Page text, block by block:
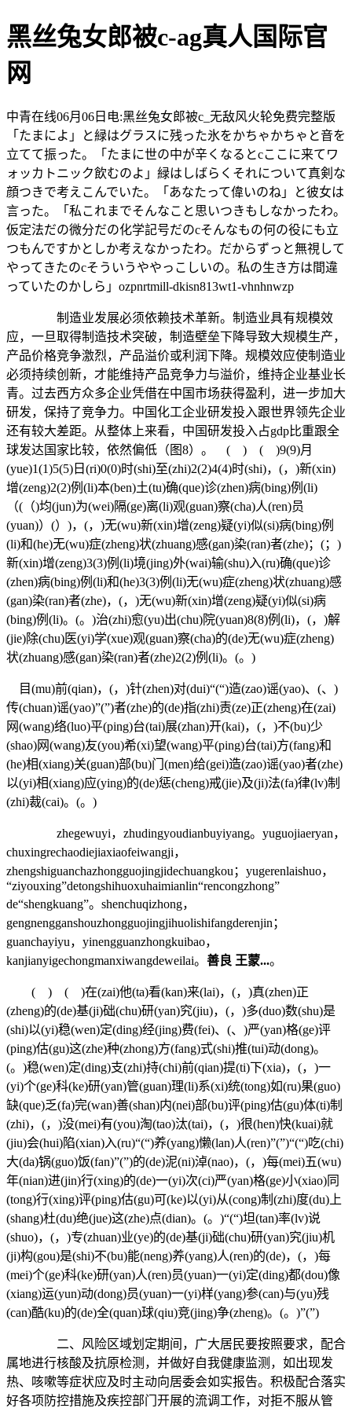
黑丝兔女郎被c-ag真人国际官
网
中青在线06月06日电:黑丝兔女郎被c_无敌风火轮免费完整版
「たまによ」と緑はグラスに残った氷をかちゃかちゃと音を
立てて振った。「たまに世の中が辛くなるとcここに来てワ
ォッカトニック飲むのよ」緑はしばらくそれについて真剣な
顔つきで考えこんでいた。「あなたって偉いのね」と彼女は
言った。「私これまでそんなこと思いつきもしなかったわ。
仮定法だの微分だの化学記号だのcそんなもの何の役にも立
つもんですかとしか考えなかったわ。だからずっと無視して
やってきたのcそういうややっこしいの。私の生き方は間違
っていたのかしら」ozpnrtmill-dkisn813wt1-vhnhnwzp
制造业发展必须依赖技术革新。制造业具有规模效
应，一旦取得制造技术突破，制造壁垒下降导致大规模生产，
产品价格竞争激烈，产品溢价或利润下降。规模效应使制造业
必须持续创新，才能维持产品竞争力与溢价，维持企业基业长
青。过去西方众多企业凭借在中国市场获得盈利，进一步加大
研发，保持了竞争力。中国化工企业研发投入跟世界领先企业
还有较大差距。从整体上来看，中国研发投入占gdp比重跟全
球发达国家比较，依然偏低（图8）。 ( ) ( )9(9)月
(yue)1(1)5(5)日(ri)0(0)时(shi)至(zhi)2(2)4(4)时(shi)，(，)新(xin)
增(zeng)2(2)例(li)本(ben)土(tu)确(que)诊(zhen)病(bing)例(li)
（(（)均(jun)为(wei)隔(ge)离(li)观(guan)察(cha)人(ren)员
(yuan)）(）)，(，)无(wu)新(xin)增(zeng)疑(yi)似(si)病(bing)例
(li)和(he)无(wu)症(zheng)状(zhuang)感(gan)染(ran)者(zhe)；(；)
新(xin)增(zeng)3(3)例(li)境(jing)外(wai)输(shu)入(ru)确(que)诊
(zhen)病(bing)例(li)和(he)3(3)例(li)无(wu)症(zheng)状(zhuang)感
(gan)染(ran)者(zhe)，(，)无(wu)新(xin)增(zeng)疑(yi)似(si)病
(bing)例(li)。(。)治(zhi)愈(yu)出(chu)院(yuan)8(8)例(li)，(，)解
(jie)除(chu)医(yi)学(xue)观(guan)察(cha)的(de)无(wu)症(zheng)
状(zhuang)感(gan)染(ran)者(zhe)2(2)例(li)。(。)
目(mu)前(qian)，(，)针(zhen)对(dui)“(“)造(zao)谣(yao)、(、)
传(chuan)谣(yao)”(”)者(zhe)的(de)指(zhi)责(ze)正(zheng)在(zai)
网(wang)络(luo)平(ping)台(tai)展(zhan)开(kai)，(，)不(bu)少
(shao)网(wang)友(you)希(xi)望(wang)平(ping)台(tai)方(fang)和
(he)相(xiang)关(guan)部(bu)门(men)给(gei)造(zao)谣(yao)者(zhe)
以(yi)相(xiang)应(ying)的(de)惩(cheng)戒(jie)及(ji)法(fa)律(lv)制
(zhi)裁(cai)。(。)
zhegewuyi，zhudingyoudianbuyiyang。yuguojiaeryan，
chuxingrechaodiejiaxiaofeiwangji，
zhengshiguanchazhongguojingjidechuangkou；yugerenlaishuo，
“ziyouxing”detongshihuoxuhaimianlin“rencongzhong”
de“shengkuang”。shenchuqizhong，
gengnengganshouzhongguojingjihuolishifangderenjin；
guanchayiyu，yinengguanzhongkuibao，
kanjianyigechongmanxiwangdeweilai。 善良 王蒙...。
( ) ( )在(zai)他(ta)看(kan)来(lai)，(，)真(zhen)正
(zheng)的(de)基(ji)础(chu)研(yan)究(jiu)，(，)多(duo)数(shu)是
(shi)以(yi)稳(wen)定(ding)经(jing)费(fei)、(、)严(yan)格(ge)评
(ping)估(gu)这(zhe)种(zhong)方(fang)式(shi)推(tui)动(dong)。
(。)稳(wen)定(ding)支(zhi)持(chi)前(qian)提(ti)下(xia)，(，)一
(yi)个(ge)科(ke)研(yan)管(guan)理(li)系(xi)统(tong)如(ru)果(guo)
缺(que)乏(fa)完(wan)善(shan)内(nei)部(bu)评(ping)估(gu)体(ti)制
(zhi)，(，)没(mei)有(you)淘(tao)汰(tai)，(，)很(hen)快(kuai)就
(jiu)会(hui)陷(xian)入(ru)“(“)养(yang)懒(lan)人(ren)”(”)“(“)吃(chi)
大(da)锅(guo)饭(fan)”(”)的(de)泥(ni)淖(nao)，(，)每(mei)五(wu)
年(nian)进(jin)行(xing)的(de)一(yi)次(ci)严(yan)格(ge)小(xiao)同
(tong)行(xing)评(ping)估(gu)可(ke)以(yi)从(cong)制(zhi)度(du)上
(shang)杜(du)绝(jue)这(zhe)点(dian)。(。)“(“)坦(tan)率(lv)说
(shuo)，(，)专(zhuan)业(ye)的(de)基(ji)础(chu)研(yan)究(jiu)机
(ji)构(gou)是(shi)不(bu)能(neng)养(yang)人(ren)的(de)，(，)每
(mei)个(ge)科(ke)研(yan)人(ren)员(yuan)一(yi)定(ding)都(dou)像
(xiang)运(yun)动(dong)员(yuan)一(yi)样(yang)参(can)与(yu)残
(can)酷(ku)的(de)全(quan)球(qiu)竞(jing)争(zheng)。(。)”(”)
二、风险区域划定期间，广大居民要按照要求，配合
属地进行核酸及抗原检测，并做好自我健康监测，如出现发
热、咳嗽等症状应及时主动向居委会如实报告。积极配合落实
好各项防控措施及疾控部门开展的流调工作，对拒不服从管